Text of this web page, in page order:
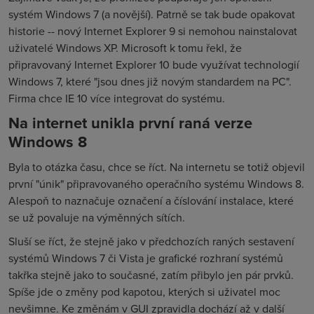
systém Windows 7 (a novější). Patrně se tak bude opakovat
historie -- nový Internet Explorer 9 si nemohou nainstalovat
uživatelé Windows XP. Microsoft k tomu řekl, že
připravovaný Internet Explorer 10 bude využívat technologií
Windows 7, které "jsou dnes již novým standardem na PC".
Firma chce IE 10 více integrovat do systému.
Na internet unikla první raná verze
Windows 8
Byla to otázka času, chce se říct. Na internetu se totiž objevil
první "únik" připravovaného operačního systému Windows 8.
Alespoň to naznačuje označení a číslování instalace, které
se už povaluje na výměnných sítích.
Sluší se říct, že stejně jako v předchozích raných sestavení
systémů Windows 7 či Vista je grafické rozhraní systémů
takřka stejně jako to současné, zatím přibylo jen pár prvků.
Spíše jde o změny pod kapotou, kterých si uživatel moc
nevšimne. Ke změnám v GUI zpravidla dochází až v další